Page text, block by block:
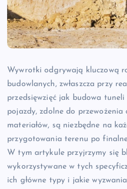
Wywrotki odgrywają kluczową
budowlanych, zwłaszcza przy
przedsięwzięć jak budowa
pojazdy, zdolne do przewożenia
materiałów, są niezbędne na
przygotowania terenu po
W tym artykule przyjrzymy się
wykorzystywane w tych
ich główne typy i jakie